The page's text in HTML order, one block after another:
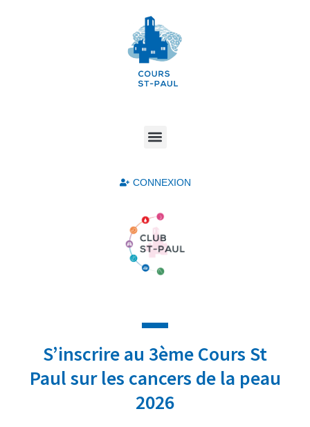
CONNEXION
S’inscrire au 3ème Cours St
Paul sur les cancers de la peau
2026